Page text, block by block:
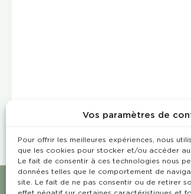
Vos paramètres de
Pour offrir les meilleures expériences, nous
que les cookies pour stocker et/ou accéder
Le fait de consentir à ces technologies nous
données telles que le comportement de
site. Le fait de ne pas consentir ou de retirer